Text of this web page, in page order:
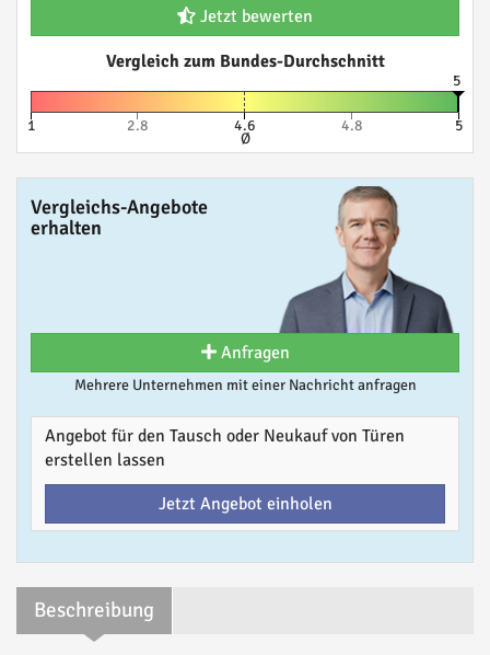
Jetzt bewerten
Vergleich zum Bundes-Durchschnitt
5
1 2.8 4.6
Ø
4.8 5
Vergleichs-Angebote
erhalten
Anfragen
Mehrere Unternehmen mit einer Nachricht anfragen
Angebot für den Tausch oder Neukauf von Türen
erstellen lassen
Jetzt Angebot einholen
Beschreibung